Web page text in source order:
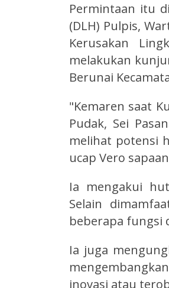
Permintaan itu
(DLH) Pulpis,
Kerusakan
melakukan
Berunai
"Kemaren saat
Pudak, Sei
melihat potensi
ucap Vero
Ia mengakui
Selain
beberapa fungsi
Ia juga
inovasi atau